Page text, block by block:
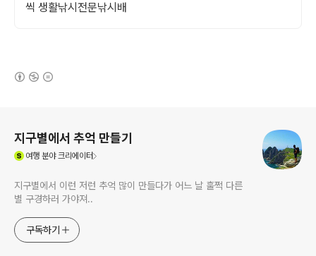
씩 생활낚시전문낚시배
지구별에서 추억 만들기
여행분야 크리에이터
지구별에서 이런 저런 추억 많이 만들다가 어느 날 훌쩍 다른
별 구경하러 가야져..
구독하기